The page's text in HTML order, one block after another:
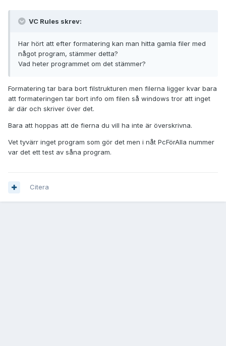
VC Rules skrev:
Har hört att efter formatering kan man hitta gamla filer med
något program, stämmer detta?
Vad heter programmet om det stämmer?
Formatering tar bara bort filstrukturen men filerna ligger kvar bara
att formateringen tar bort info om filen så windows tror att inget
är där och skriver över det.
Bara att hoppas att de fierna du vill ha inte är överskrivna.
Vet tyvärr inget program som gör det men i nåt PcFörAlla nummer
var det ett test av såna program.
Citera